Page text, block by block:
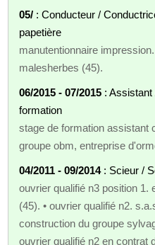
05/ : Conducteur /
papetière
manutentionnaire
malesherbes (45).
06/2015 - 07/2015 :
formation
stage de formation assistant
groupe obm, entreprise
04/2011 - 09/2014: Scieur /
ouvrier qualifié n3 position 1.
(45). • ouvrier qualifié n2.
construction du groupe
ouvrier qualifié n2 en contrat